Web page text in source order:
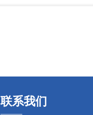
联系我们